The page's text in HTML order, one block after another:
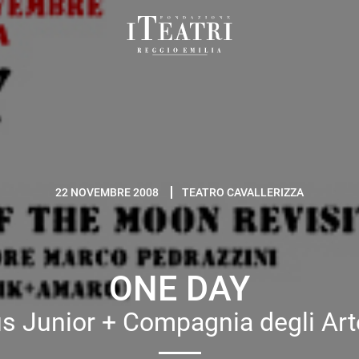
22 NOVEMBRE 2008 TEATRO CAVALLERIZZA
ONE DAY
Junior + Compagnia degli